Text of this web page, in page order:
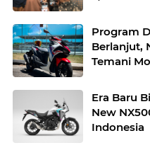
Program
Berlanjut,
Temani
Era Baru
New
Indonesia